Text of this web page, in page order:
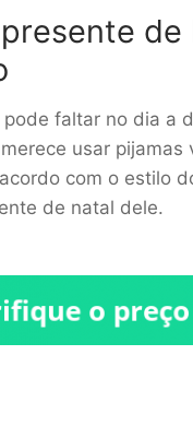
de
faltar no dia a
usar pijamas
com o estilo
de natal dele.